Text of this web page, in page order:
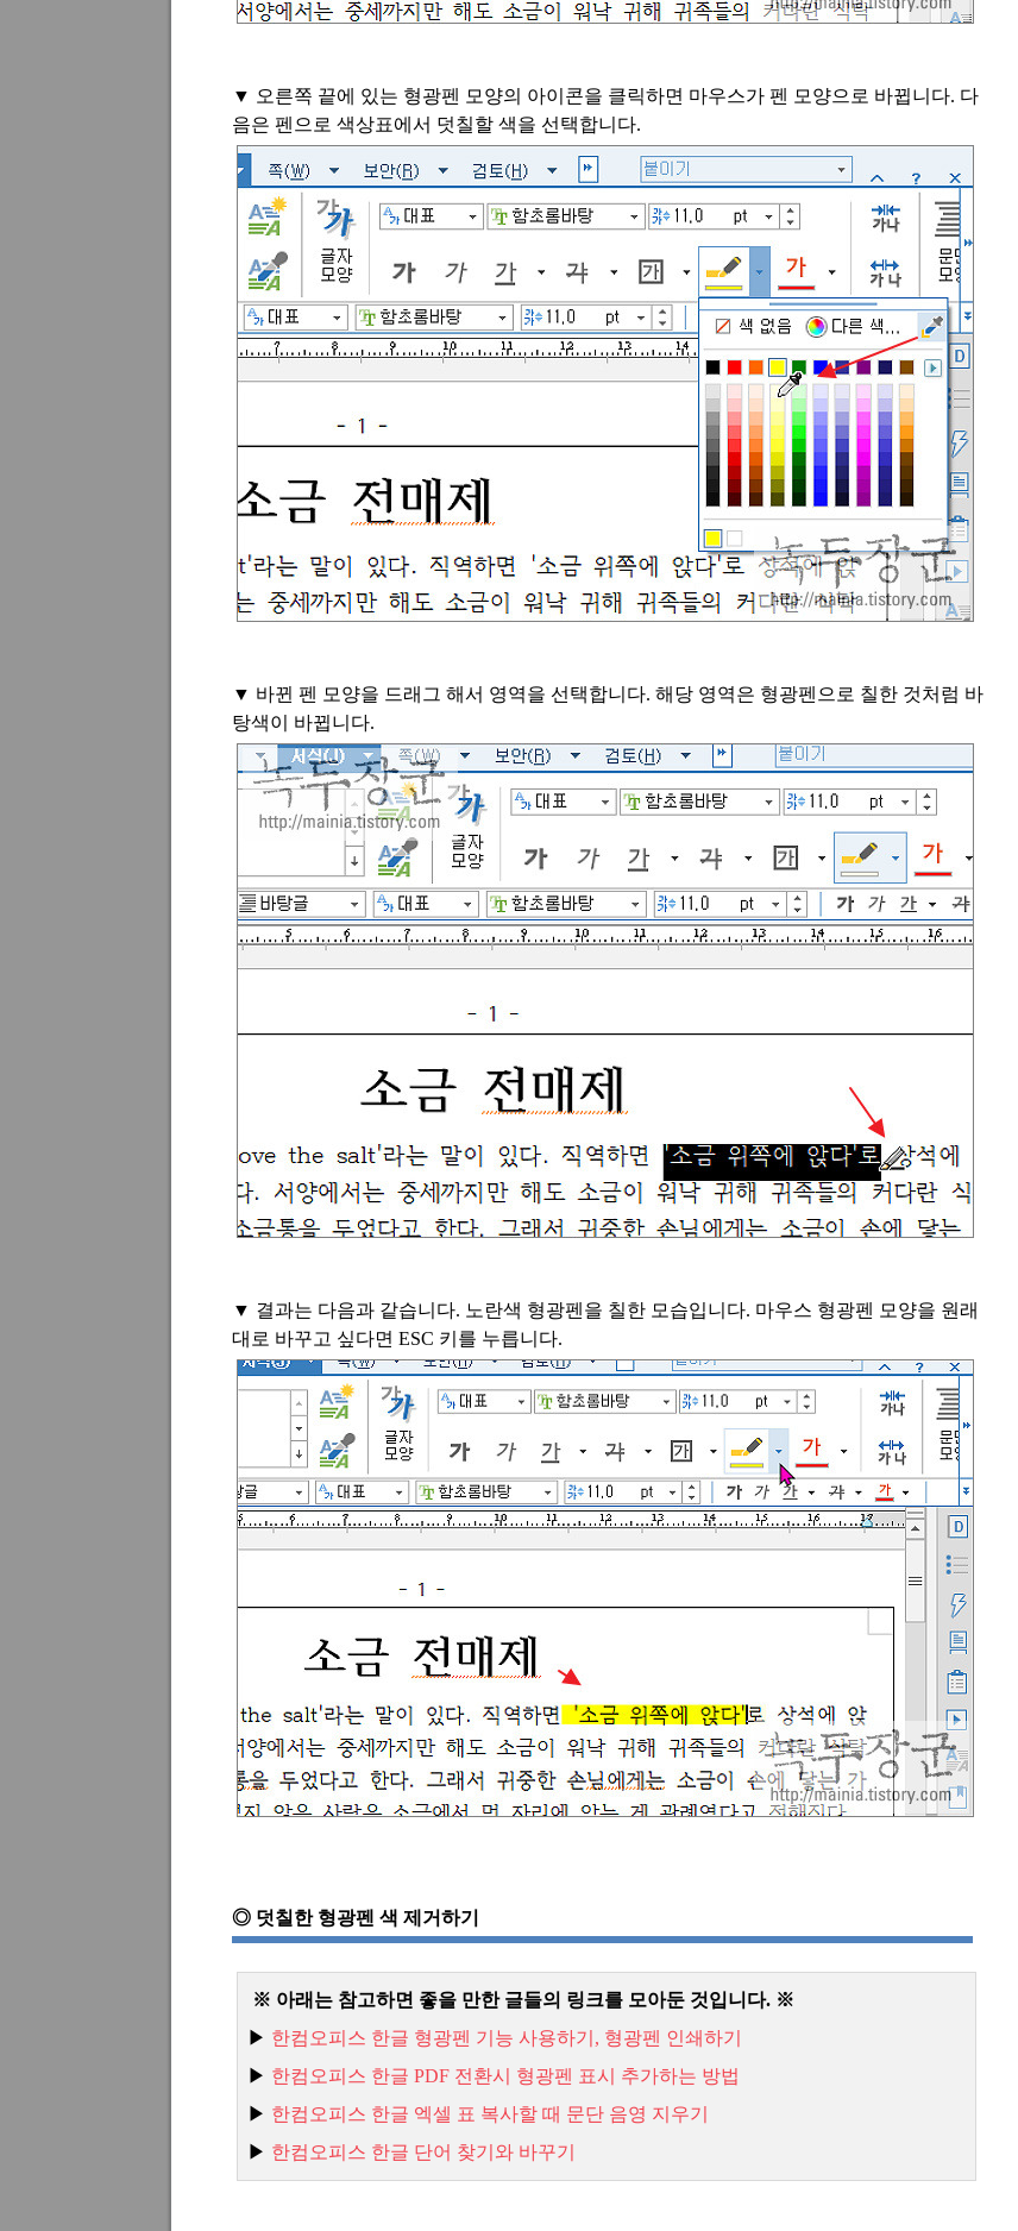
▼ 오른쪽 끝에 있는 형광펜 모양의 아이콘을 클릭하면 마우스가 펜 모양으로 바뀝니다. 다
음은 펜으로 색상표에서 덧칠할 색을 선택합니다.
▼ 바뀐 펜 모양을 드래그 해서 영역을 선택합니다. 해당 영역은 형광펜으로 칠한 것처럼 바
탕색이 바뀝니다.
▼ 결과는 다음과 같습니다. 노란색 형광펜을 칠한 모습입니다. 마우스 형광펜 모양을 원래
대로 바꾸고 싶다면 ESC 키를 누릅니다.
◎ 덧칠한 형광펜 색 제거하기
※ 아래는 참고하면 좋을 만한 글들의 링크를 모아둔 것입니다. ※
▶ 한컴오피스 한글 형광펜 기능 사용하기, 형광펜 인쇄하기
▶ 한컴오피스 한글 PDF 전환시 형광펜 표시 추가하는 방법
▶ 한컴오피스 한글 엑셀 표 복사할 때 문단 음영 지우기
▶ 한컴오피스 한글 단어 찾기와 바꾸기